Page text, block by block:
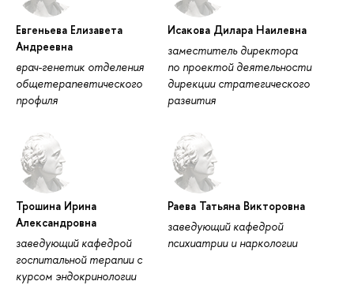
Евгеньева Елизавета
Андреевна
врач-генетик отделения
общетерапевтического
профиля
Исакова Дилара Наилевна
заместитель директора
по проектой деятельности
дирекции стратегического
развития
Трошина Ирина
Александровна
заведующий кафедрой
госпитальной терапии с
курсом эндокринологии
Раева Татьяна Викторовна
заведующий кафедрой
психиатрии и наркологии